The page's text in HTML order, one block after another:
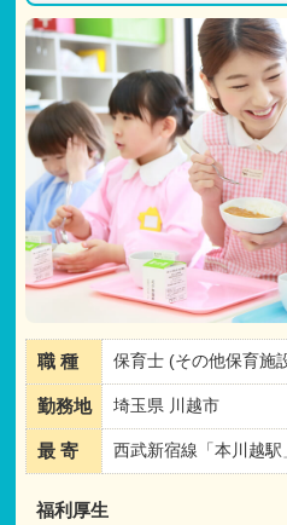
職 種 保育士 (その他保育施
勤務地 埼玉県 川越市
最 寄 西武新宿線「本川越
福利厚生